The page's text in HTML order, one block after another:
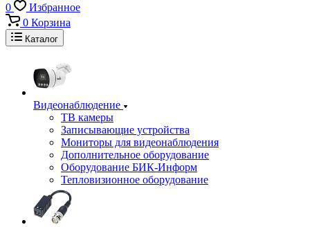
0
Избранное
0 Корзина
Каталог
Видеонаблюдение
ТВ камеры
Записывающие устройства
Мониторы для видеонаблюдения
Дополнительное оборудование
Оборудование БИК-Информ
Тепловизионное оборудование